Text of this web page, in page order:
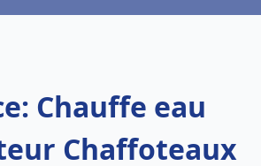
Chauffe eau
Chaffoteaux